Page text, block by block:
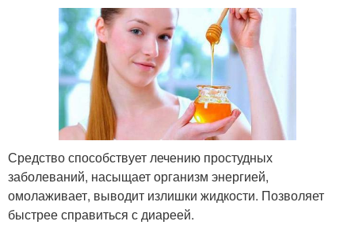
Средство способствует лечению простудных
заболеваний, насыщает организм энергией,
омолаживает, выводит излишки жидкости. Позволяет
быстрее справиться с диареей.